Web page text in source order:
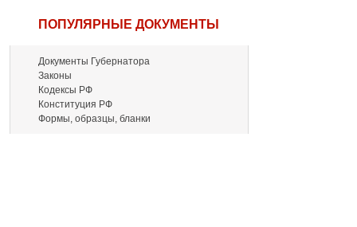
ПОПУЛЯРНЫЕ ДОКУМЕНТЫ
Документы Губернатора
Законы
Кодексы РФ
Конституция РФ
Формы, образцы, бланки